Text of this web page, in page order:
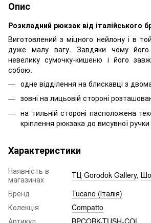
Опис
Розкладний рюкзак від італійського
Виготовлений з міцного нейлону і в
дуже малу вагу. Завдяки чому
невелику сумочку-кишеню і його
собою.
одне відділення на блискавці з
зовні на лицьовій стороні
на тильній стороні пасположена
кріплення рюкзака до висувної
Характеристики
Наявність в
магазинах
ТЦ Gorodok Gallery,
Бренд
Tucano (Італія)
Колекція
Compatto
Артикул
BPCOBK-TUSH-COL